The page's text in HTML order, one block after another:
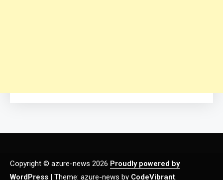
Copyright © azure-news 2026 Proudly powered by
WordPress | Theme: azure-news by CodeVibrant.